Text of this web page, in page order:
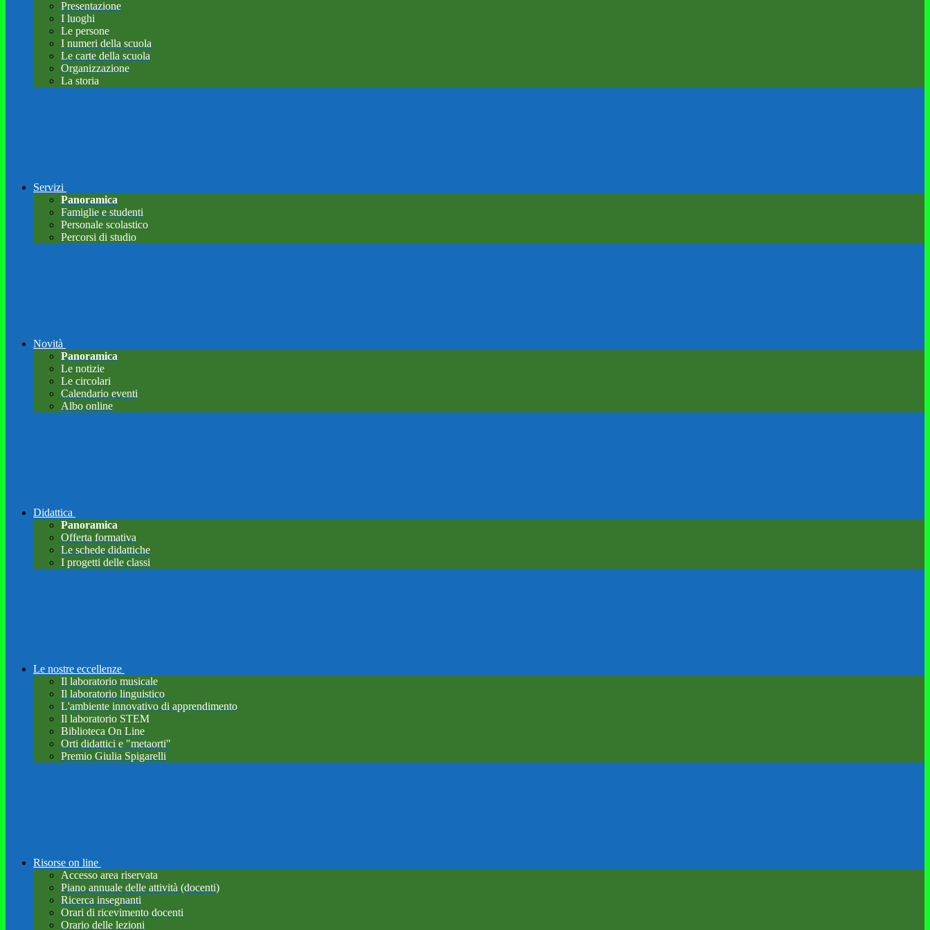
Presentazione
I luoghi
Le persone
I numeri della scuola
Le carte della scuola
Organizzazione
La storia
Servizi
Panoramica
Famiglie e studenti
Personale scolastico
Percorsi di studio
Novità
Panoramica
Le notizie
Le circolari
Calendario eventi
Albo online
Didattica
Panoramica
Offerta formativa
Le schede didattiche
I progetti delle classi
Le nostre eccellenze
Il laboratorio musicale
Il laboratorio linguistico
L'ambiente innovativo di apprendimento
Il laboratorio STEM
Biblioteca On Line
Orti didattici e "metaorti"
Premio Giulia Spigarelli
Risorse on line
Accesso area riservata
Piano annuale delle attività (docenti)
Ricerca insegnanti
Orari di ricevimento docenti
Orario delle lezioni